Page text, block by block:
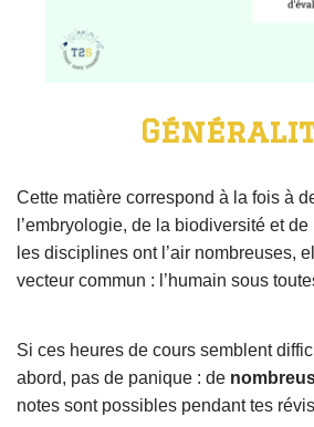
Cette matière correspond à la fois à
l’embryologie, de la biodiversité et
les disciplines ont l’air nombreuses,
vecteur commun : l’humain sous
Si ces heures de cours semblent
abord, pas de panique : de
notes sont possibles pendant tes